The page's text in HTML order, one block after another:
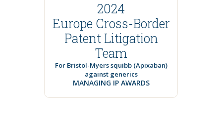
2024
Europe Cross-Border
Patent Litigation
Team
For Bristol-Myers squibb (Apixaban)
against generics
MANAGING IP AWARDS